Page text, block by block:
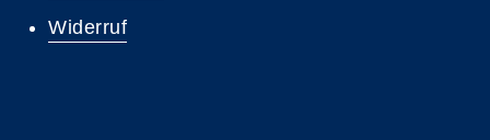
Widerruf